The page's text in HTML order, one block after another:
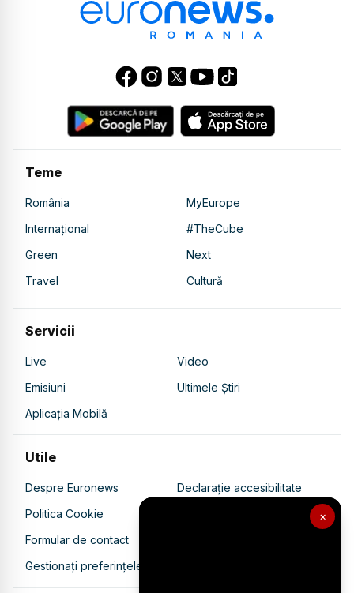
×
Teme
România
MyEurope
Internațional
#TheCube
Green
Next
Travel
Cultură
Servicii
Live
Video
Emisiuni
Ultimele Știri
Aplicația Mobilă
Utile
Despre Euronews
Declarație accesibilitate
Politica Cookie
Politica de confidențialitate
Formular de contact
Gestionați preferințele